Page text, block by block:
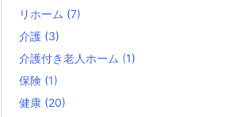
リホーム (7)
介護 (3)
介護付き老人ホーム (1)
保険 (1)
健康 (20)